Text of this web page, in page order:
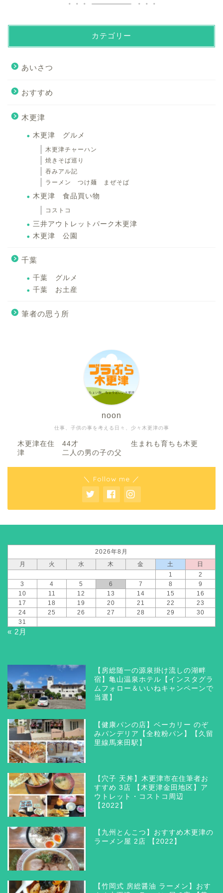
カテゴリー
あいさつ
おすすめ
木更津
木更津 グルメ
木更津チャーハン
焼きそば巡り
吞みアル記
ラーメン つけ麺 まぜそば
木更津 食品買い物
コストコ
三井アウトレットパーク木更津
木更津 公園
千葉
千葉 グルメ
千葉 お土産
筆者の思う所
仕事、子供の事を考える日々、少々木更津の事
noon
木更津在住 44才 生まれも育ちも木更
津 二人の男の子の父
＼ Follow me ／
2026年8月
月
火 水 木 金 土
日
1
2
3
4 5 6 7 8
9
10
11 12 13 14 15
16
17
18 19 20 21 22
23
24
25 26 27 28 29
30
31
« 2月
【房総随一の源泉掛け流しの湖畔
宿】亀山温泉ホテル【インスタグラ
ムフォロー＆いいねキャンペーンで
当選】
【健康パンの店】ベーカリー のぞ
みパンデリア【全粒粉パン】【久留
里線馬来田駅】
【穴子 天丼】木更津市在住筆者お
すすめ 3店 【木更津金田地区】ア
ウトレット・コストコ周辺
【2022】
【九州とんこつ】おすすめ木更津の
ラーメン屋 2店 【2022】
【竹岡式 房総醤油 ラーメン】おす